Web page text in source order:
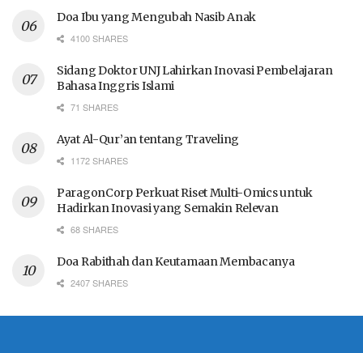
Doa Ibu yang Mengubah Nasib Anak
4100 SHARES
Sidang Doktor UNJ Lahirkan Inovasi Pembelajaran
Bahasa Inggris Islami
71 SHARES
Ayat Al-Qur’an tentang Traveling
1172 SHARES
ParagonCorp Perkuat Riset Multi-Omics untuk
Hadirkan Inovasi yang Semakin Relevan
68 SHARES
Doa Rabithah dan Keutamaan Membacanya
2407 SHARES